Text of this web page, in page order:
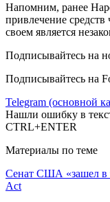
Напомним, ранее
привлечение
своем является
Подписывайтесь на
Подписывайтесь на
Telegram (основной
Нашли ошибку в
CTRL+ENTER
Материалы по теме
Сенат США «зашел в
Act